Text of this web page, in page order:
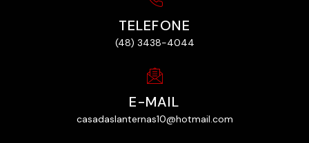
TELEFONE
(48) 3438-4044
E-MAIL
casadaslanternas10@hotmail.com